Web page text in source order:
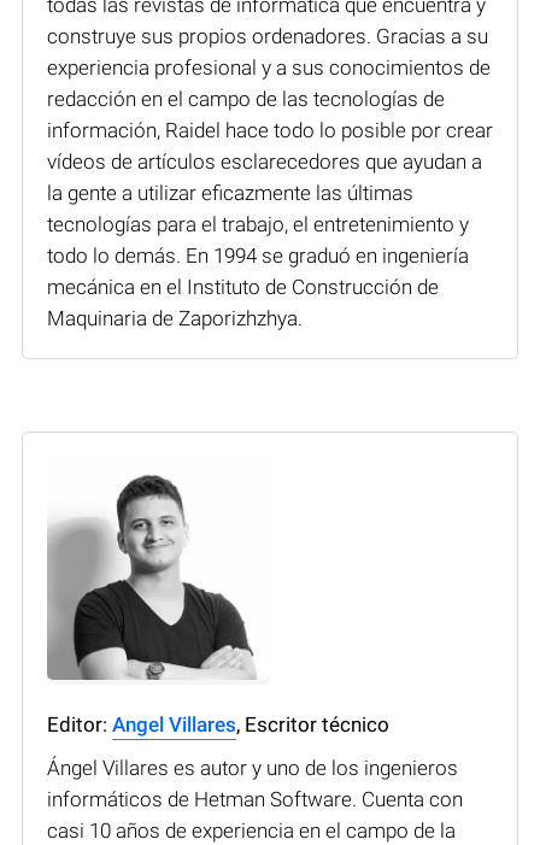
construye sus propios ordenadores. Gracias a su
experiencia profesional y a sus conocimientos de
redacción en el campo de las tecnologías de
información, Raidel hace todo lo posible por crear
vídeos de artículos esclarecedores que ayudan a
la gente a utilizar eficazmente las últimas
tecnologías para el trabajo, el entretenimiento y
todo lo demás. En 1994 se graduó en ingeniería
mecánica en el Instituto de Construcción de
Maquinaria de Zaporizhzhya.
Editor: Angel Villares, Escritor técnico
Ángel Villares es autor y uno de los ingenieros
informáticos de Hetman Software. Cuenta con
casi 10 años de experiencia en el campo de la